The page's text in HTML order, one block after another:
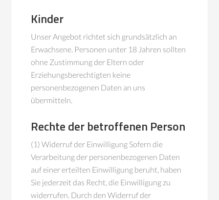
Kinder
Unser Angebot richtet sich grundsätzlich an
Erwachsene. Personen unter 18 Jahren sollten
ohne Zustimmung der Eltern oder
Erziehungsberechtigten keine
personenbezogenen Daten an uns
übermitteln.
Rechte der betroffenen Person
(1) Widerruf der Einwilligung Sofern die
Verarbeitung der personenbezogenen Daten
auf einer erteilten Einwilligung beruht, haben
Sie jederzeit das Recht, die Einwilligung zu
widerrufen. Durch den Widerruf der